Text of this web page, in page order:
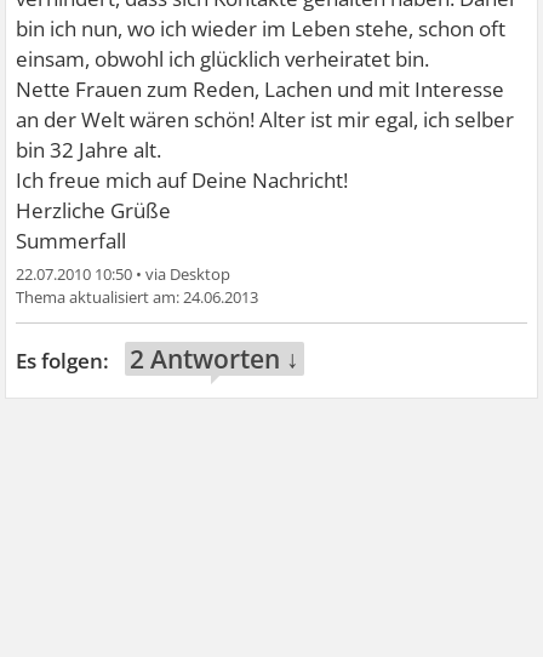
bin ich nun, wo ich wieder im Leben stehe, schon oft
einsam, obwohl ich glücklich verheiratet bin.
Nette Frauen zum Reden, Lachen und mit Interesse
an der Welt wären schön! Alter ist mir egal, ich selber
bin 32 Jahre alt.
Ich freue mich auf Deine Nachricht!
Herzliche Grüße
Summerfall
22.07.2010 10:50 •
24.06.2013
2 Antworten ↓